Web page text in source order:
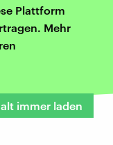
Plattform
Mehr
immer laden